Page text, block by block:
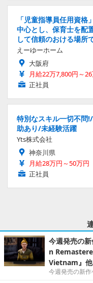
「児童指導員任用資
中心とし、保育士を配
して信頼のおける場所
えーゆーホーム
大阪府
月給22万7,800円～
正社員
特別なスキル一切不問
助あり/未経験活躍
Yts株式会社
神奈川県
月給28万円～50万円
正社員
今週発売の
n
Vietnam』他
今週発売の新作